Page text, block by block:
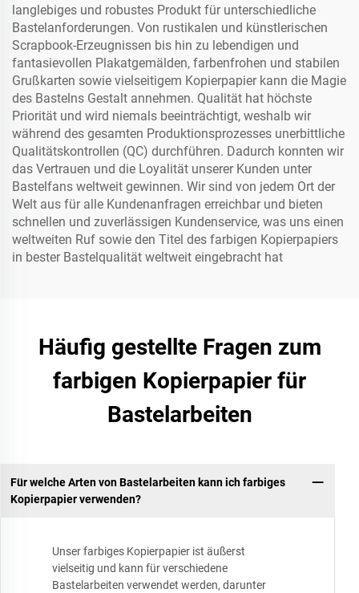
langlebiges und robustes Produkt für unterschiedliche
Bastelanforderungen. Von rustikalen und künstlerischen
Scrapbook-Erzeugnissen bis hin zu lebendigen und
fantasievollen Plakatgemälden, farbenfrohen und stabilen
Grußkarten sowie vielseitigem Kopierpapier kann die Magie
des Bastelns Gestalt annehmen. Qualität hat höchste
Priorität und wird niemals beeinträchtigt, weshalb wir
während des gesamten Produktionsprozesses unerbittliche
Qualitätskontrollen (QC) durchführen. Dadurch konnten wir
das Vertrauen und die Loyalität unserer Kunden unter
Bastelfans weltweit gewinnen. Wir sind von jedem Ort der
Welt aus für alle Kundenanfragen erreichbar und bieten
schnellen und zuverlässigen Kundenservice, was uns einen
weltweiten Ruf sowie den Titel des farbigen Kopierpapiers
in bester Bastelqualität weltweit eingebracht hat
Häufig gestellte Fragen zum
farbigen Kopierpapier für
Bastelarbeiten
Für welche Arten von Bastelarbeiten kann ich farbiges
Kopierpapier verwenden?
Unser farbiges Kopierpapier ist äußerst
vielseitig und kann für verschiedene
Bastelarbeiten verwendet werden, darunter